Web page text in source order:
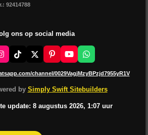
92414788
ons op social media
I
n
s
a
r
a
T
k
o
X
P
i
n
e
r
s
Y
o
u
u
b
e
W
h
a
s
A
p
p
channel/0029VagjMzyBPzjd7955yR1V
by Simply Swift Sitebuilders
update: 8 augustus 2026, 1:07 uur